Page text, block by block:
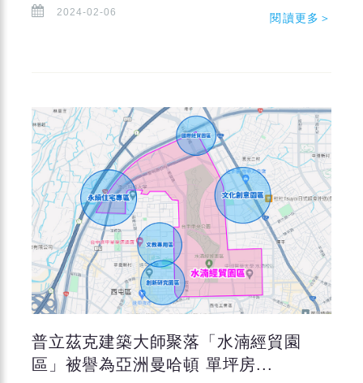
2024-02-06 閱讀更多＞
普立茲克建築大師聚落「水湳經貿園
區」被譽為亞洲曼哈頓 單坪房...